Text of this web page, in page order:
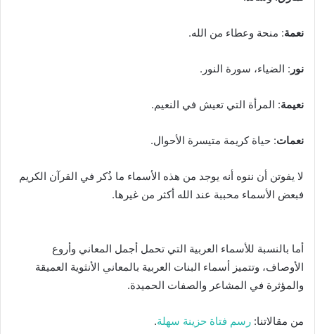
نعمة: منحة وعطاء من الله.
نور : الضياء، سورة النور.
نعيمة: المرأة التي تعيش في النعيم.
نعمات: حياة كريمة متيسرة الأحوال.
لا يفوتن أن ننوه أنه يوجد من هذه الأسماء ما ذُكر في القرآن الكريم
فبعض الأسماء محببة عند الله أكثر من غيرها.
أما بالنسبة للأسماء العربية التي تحمل أجمل المعاني وأروع
الأوصاف، وتتميز أسماء البنات العربية بالمعاني الأنثوية العميقة
والمؤثرة في المشاعر والصفات الحميدة.
من مقالاتنا: رسم فتاة حزينة سهلة.